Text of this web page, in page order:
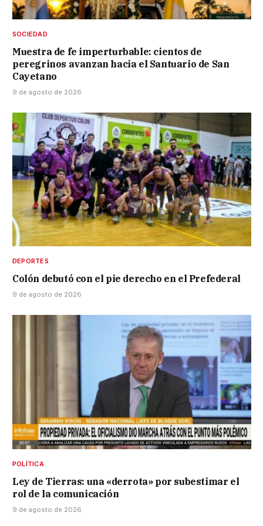
SOCIEDAD
Muestra de fe imperturbable: cientos de
peregrinos avanzan hacia el Santuario de San
Cayetano
9 de agosto de 2026
DEPORTES
Colón debutó con el pie derecho en el Prefederal
9 de agosto de 2026
POLÍTICA
Ley de Tierras: una «derrota» por subestimar el
rol de la comunicación
9 de agosto de 2026